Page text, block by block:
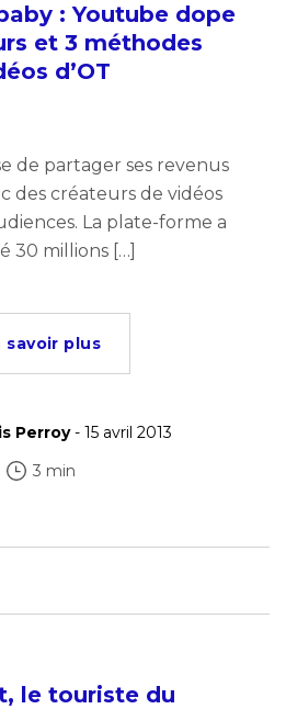
: Youtube dope
et 3 méthodes
d’OT
de partager ses revenus
des créateurs de vidéos
La plate-forme a
30 millions […]
savoir plus
Perroy- 15 avril 2013
3 min
le touriste du